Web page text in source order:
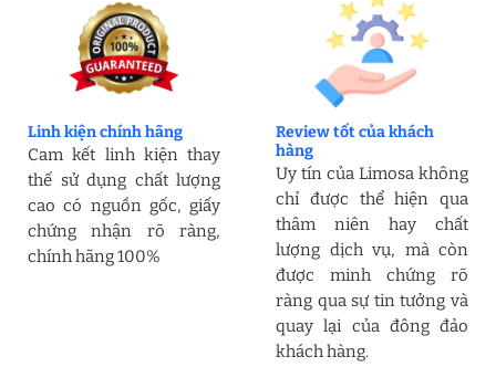
Linh kiện chính hãng
Cam kết linh kiện thay
thế sử dụng chất lượng
cao có nguồn gốc, giấy
chứng nhận rõ ràng,
chính hãng 100%
Review tốt của khách
hàng
Uy tín của Limosa không
chỉ được thể hiện qua
thâm niên hay chất
lượng dịch vụ, mà còn
được minh chứng rõ
ràng qua sự tin tưởng và
quay lại của đông đảo
khách hàng.